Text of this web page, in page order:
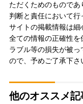
ただくためのもので
判断と責任において
サイトの掲載情報は
全ての情報の正確性を
ラブル等の損失が被
ので、予めご了承下さ
他のオススメ記